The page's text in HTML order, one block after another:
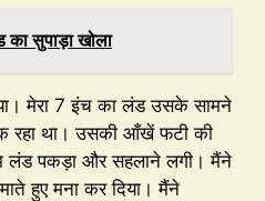
का सुपाड़ा खोला
मेरा 7 इंच का लंड उसके सामने
रहा था। उसकी आँखें फटी की
लंड पकड़ा और सहलाने लगी। मैंने
हुए मना कर दिया। मैंने